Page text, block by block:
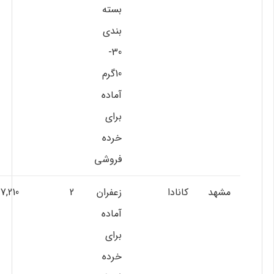
بسته
بندي
30-
10گرم
آماده
براي
خرده
فروشي
مشهد کانادا
زعفران
آماده
براي
خرده
2